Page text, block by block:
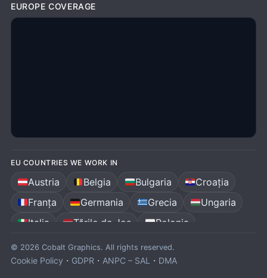
EUROPE COVERAGE
EU COUNTRIES WE WORK IN
Austria Belgia Bulgaria
Croația
Franța
Germania Grecia
Ungaria
Italia
Țările de Jos
Polonia
Portugalia
România Spania
© 2026 Cobalt Graphics. All rights reserved.
Cookie Policy · GDPR · ANPC – SAL · DMA